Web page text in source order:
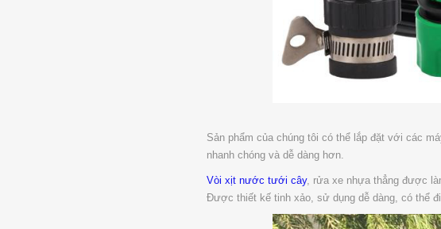
Sản phẩm của chúng tôi có thể lắp đặt với các
nhanh chóng và dễ dàng hơn.
Vòi xịt nước tưới cây, rửa xe nhựa thẳng được
Được thiết kế tinh xảo, sử dụng dễ dàng, có thể